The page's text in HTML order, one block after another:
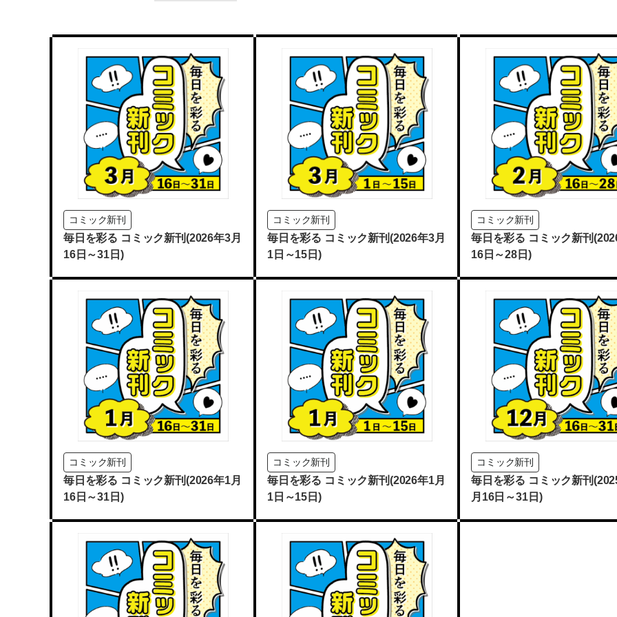
コミック新刊
毎日を彩る コミック新刊(2026年3月
16日～31日)
コミック新刊
毎日を彩る コミック新刊(2026年3月
1日～15日)
コミック新刊
毎日を彩る コミック新刊
16日～28日)
コミック新刊
毎日を彩る コミック新刊(2026年1月
16日～31日)
コミック新刊
毎日を彩る コミック新刊(2026年1月
1日～15日)
コミック新刊
毎日を彩る コミック新刊
月16日～31日)